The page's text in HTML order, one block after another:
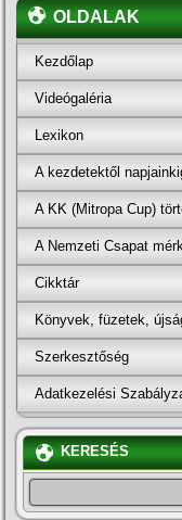
OLDALAK
Kezdőlap
Videógaléria
Lexikon
A kezdetektől
A KK (Mitropa Cup)
A Nemzeti Csapat
Cikktár
Könyvek, füzetek,
Szerkesztőség
Adatkezelési
KERESÉS